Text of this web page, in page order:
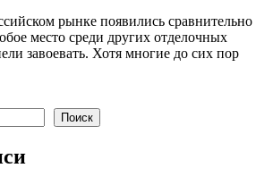
рынке появились сравнительно
место среди других отделочных
завоевать. Хотя многие до сих пор
Поиск